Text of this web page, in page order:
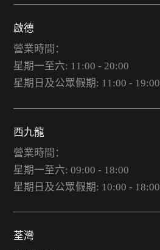
啟德
營業時間：
星期一至六: 11:00 - 20:00
星期日及公眾假期: 11:00 - 19:00
西九龍
營業時間：
星期一至六: 09:00 - 18:00
星期日及公眾假期: 10:00 - 18:00
荃灣